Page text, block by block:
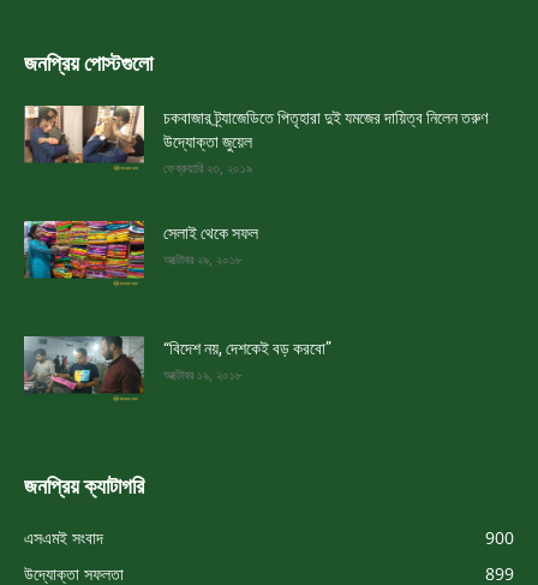
জনপ্রিয় পোস্টগুলো
চকবাজার ট্র্যাজেডিতে পিতৃহারা দুই যমজের দায়িত্ব নিলেন তরুণ
উদ্যোক্তা জুয়েল
ফেব্রুয়ারি ২৩, ২০১৯
সেলাই থেকে সফল
অক্টোবর ২৯, ২০১৮
“বিদেশ নয়, দেশকেই বড় করবো”
অক্টোবর ১৯, ২০১৮
জনপ্রিয় ক্যাটাগরি
এসএমই সংবাদ
900
উদ্যোক্তা সফলতা
899